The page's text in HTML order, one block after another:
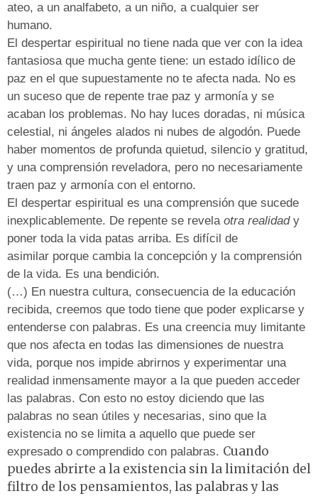
ateo, a un analfabeto, a un niño, a cualquier ser
humano.
El despertar espiritual no tiene nada que ver con la idea
fantasiosa que mucha gente tiene: un estado idílico de
paz en el que supuestamente no te afecta nada. No es
un suceso que de repente trae paz y armonía y se
acaban los problemas. No hay luces doradas, ni música
celestial, ni ángeles alados ni nubes de algodón. Puede
haber momentos de profunda quietud, silencio y gratitud,
y una comprensión reveladora, pero no necesariamente
traen paz y armonía con el entorno.
El despertar espiritual es una comprensión que sucede
inexplicablemente. De repente se revela otra realidady
poner toda la vida patas arriba. Es difícil de
asimilar porque cambia la concepción y la comprensión
de la vida. Es una bendición.
(…) En nuestra cultura, consecuencia de la educación
recibida, creemos que todo tiene que poder explicarse y
entenderse con palabras. Es una creencia muy limitante
que nos afecta en todas las dimensiones de nuestra
vida, porque nos impide abrirnos y experimentar una
realidad inmensamente mayor a la que pueden acceder
las palabras. Con esto no estoy diciendo que las
palabras no sean útiles y necesarias, sino que la
existencia no se limita a aquello que puede ser
expresado o comprendido con palabras. Cuando
puedes abrirte a la existencia sin la limitación del
filtro de los pensamientos, las palabras y las